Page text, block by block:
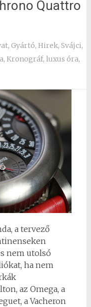
Quattro
, Gyártó, Hirek, Svájci,
, Kronográf, luxus óra,
a tervező
nem utolsó
ha nem
az Omega, a
a Vacheron